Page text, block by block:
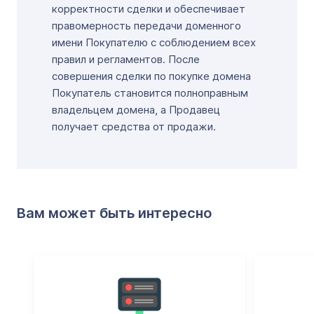
корректности сделки и обеспечивает
правомерность передачи доменного
имени Покупателю с соблюдением всех
правил и регламентов. После
совершения сделки по покупке домена
Покупатель становится полноправным
владельцем домена, а Продавец
получает средства от продажи.
Вам может быть интересно